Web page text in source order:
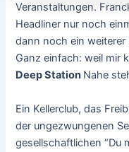
Veranstaltungen.
Headliner nur noch
dann noch ein weiterer
Ganz einfach: weil mir
Deep Station Nahe
Ein Kellerclub, das
der ungezwungenen
gesellschaftlichen “Du